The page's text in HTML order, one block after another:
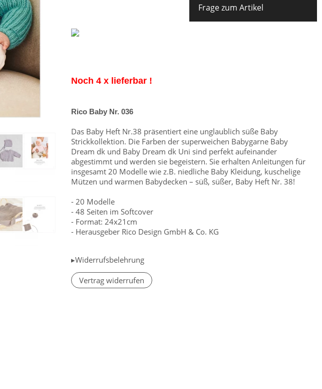
Frage zum Artikel
Noch 4 x lieferbar !
Rico Baby Nr. 036
Das Baby Heft Nr.38 präsentiert eine unglaublich süße Baby
Strickkollektion. Die Farben der superweichen Babygarne Baby
Dream dk und Baby Dream dk Uni sind perfekt aufeinander
abgestimmt und werden sie begeistern. Sie erhalten Anleitungen für
insgesamt 20 Modelle wie z.B. niedliche Baby Kleidung, kuschelige
Mützen und warmen Babydecken – süß, süßer, Baby Heft Nr. 38!
- 20 Modelle
- 48 Seiten im Softcover
- Format: 24x21cm
- Herausgeber Rico Design GmbH & Co. KG
▸Widerrufsbelehrung
Vertrag widerrufen